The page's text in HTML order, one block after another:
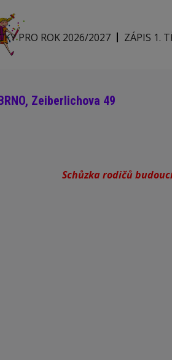
PRO ROK 2026/2027 ZÁPIS 1.
Zeiberlichova 49
Schůzka rodičů